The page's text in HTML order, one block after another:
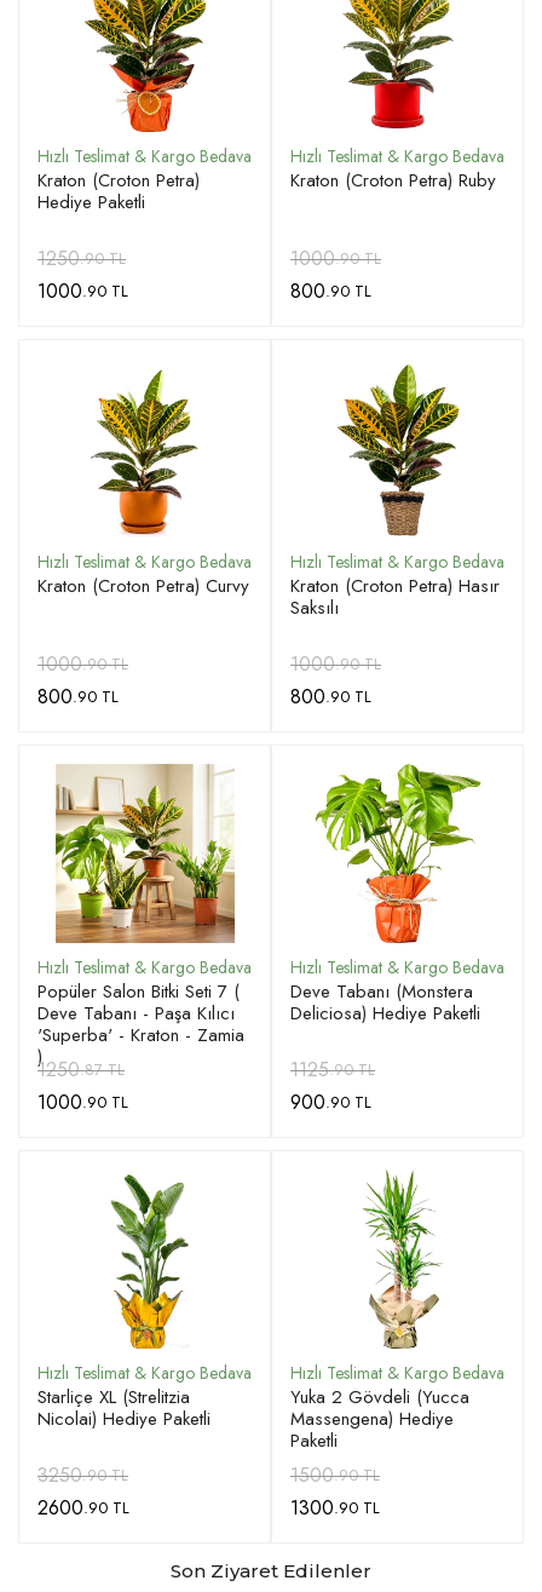
Kraton (Croton Petra)
Hediye Paketli
1250.90 TL
1000.90 TL
Kraton (Croton Petra) Ruby
1000.90 TL
800.90 TL
Kraton (Croton Petra) Curvy
1000.90 TL
800.90 TL
Kraton (Croton Petra) Hasır
Saksılı
1000.90 TL
800.90 TL
Popüler Salon Bitki Seti 7 (
Deve Tabanı - Paşa Kılıcı
'Superba' - Kraton - Zamia
)1250.87 TL
1000.90 TL
Deve Tabanı (Monstera
Deliciosa) Hediye Paketli
1125.90 TL
900.90 TL
Starliçe XL (Strelitzia
Nicolai) Hediye Paketli
3250.90 TL
2600.90 TL
Yuka 2 Gövdeli (Yucca
Massengena) Hediye
Paketli
1500.90 TL
1300.90 TL
Son Ziyaret Edilenler